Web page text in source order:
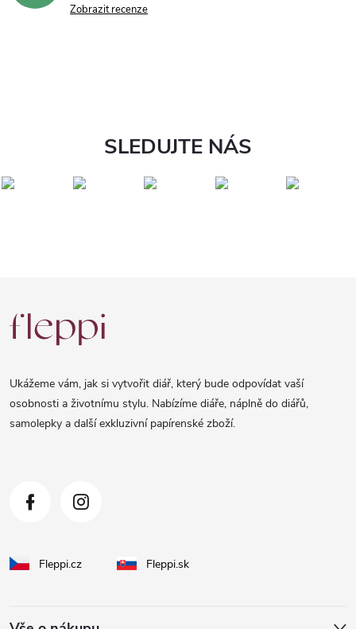
Zobrazit recenze
SLEDUJTE NÁS
á
Ukážeme vám, jak si vytvořit diář, který bude odpovídat vaší
osobnosti a životnímu stylu. Nabízíme diáře, náplně do diářů,
samolepky a další exkluzivní papírenské zboží.
Fleppi.cz Fleppi.sk